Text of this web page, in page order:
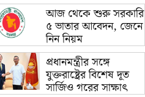
আজ থেকে শুরু সরকারি
৫ ভাতার আবেদন, জেনে
নিন নিয়ম
প্রধানমন্ত্রীর সঙ্গে
যুক্তরাষ্ট্রের বিশেষ দূত
সার্জিও গরের সাক্ষাৎ